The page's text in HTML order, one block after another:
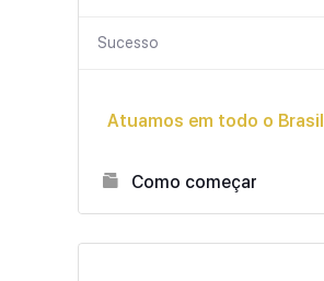
Sucesso
Atuamos em todo o Brasil
Como começar